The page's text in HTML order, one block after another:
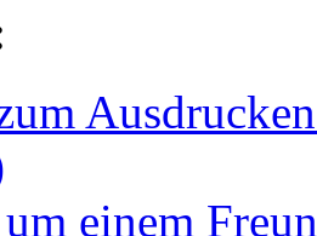
einem